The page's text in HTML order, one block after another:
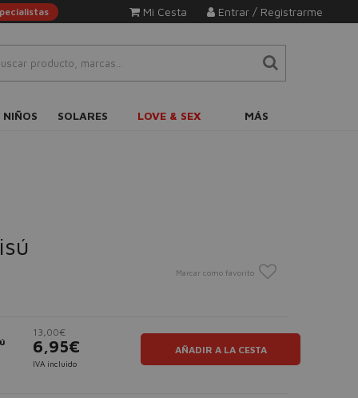
Entrar / Registrarme
Mi Cesta
NIÑOS SOLARES LOVE & SEX MÁS
Marcar como favorito
13,00€
6,95€
IVA incluido
AÑADIR A LA CESTA